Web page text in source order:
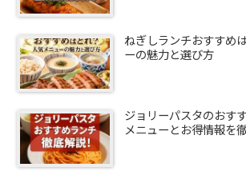
ねぎしランチおすすめ
ーの魅力と選び方
ジョリーパスタのおす
メニューとお得情報を